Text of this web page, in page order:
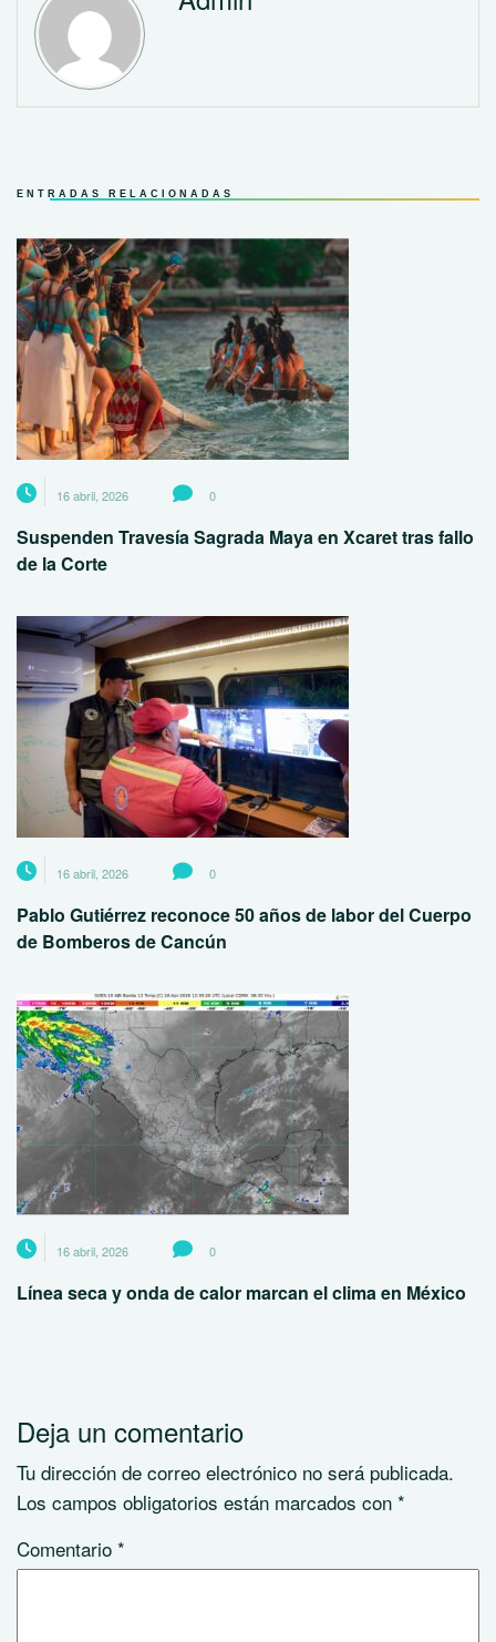
ENTRADAS RELACIONADAS
16 abril, 2026 0
Suspenden Travesía Sagrada Maya en Xcaret tras fallo
de la Corte
16 abril, 2026 0
Pablo Gutiérrez reconoce 50 años de labor del Cuerpo
de Bomberos de Cancún
16 abril, 2026 0
Línea seca y onda de calor marcan el clima en México
Deja un comentario
Tu dirección de correo electrónico no será publicada.
Los campos obligatorios están marcados con *
Comentario *